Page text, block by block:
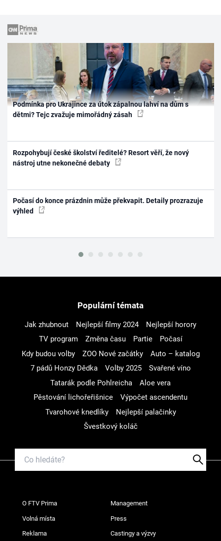
Podmínka pro Ukrajince za útok zápalnou lahví na dům s
dětmi? Tejc zvažuje mimořádný zásah
Rozpohybují české školství ředitelé? Resort věří, že nový
nástroj utne nekonečné debaty
Počasí do konce prázdnin může překvapit. Detaily prozrazuje
výhled
Populární témata
Jak zhubnout Nejlepší filmy 2024
Nejlepší horory
TV program
Změna času Partie
Počasí
Kdy budou volby
ZOO Nové začátky
Auto – katalog
7 pádů Honzy Dědka
Volby 2025
Svařené víno
Tatarák podle Pohlreicha
Aloe vera
Pěstování lichořeřišnice
Výpočet ascendentu
Tvarohové knedlíky
Nejlepší palačinky
Švestkový koláč
O FTV Prima Management
Volná místa Press
Reklama Castingy a výzvy